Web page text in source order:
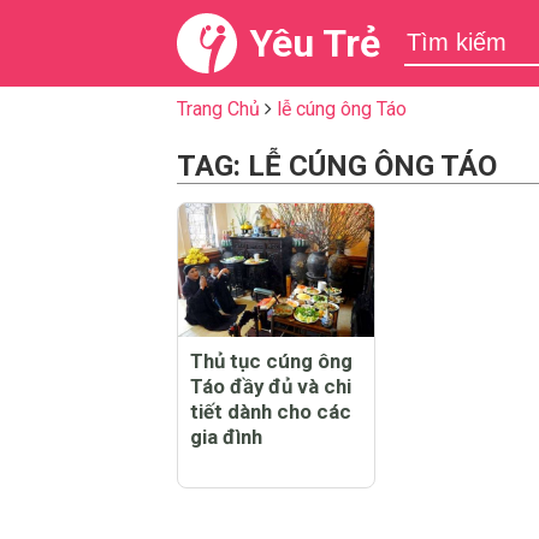
Yêu Trẻ
Trang Chủ lễ cúng ông Táo
TAG: LỄ CÚNG ÔNG TÁO
Thủ tục cúng ông
Táo đầy đủ và chi
tiết dành cho các
gia đình